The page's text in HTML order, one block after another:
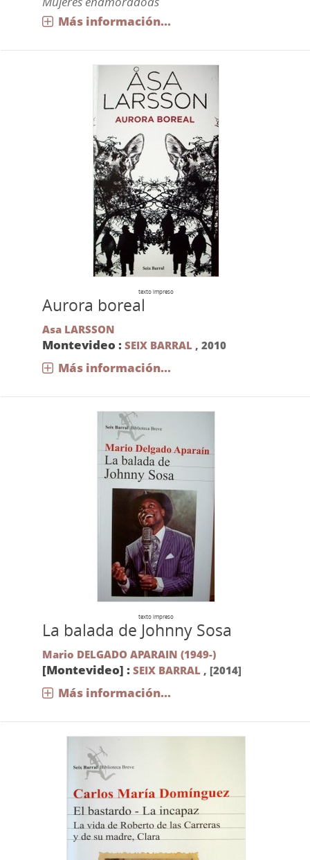
Más información...
texto impreso
Aurora boreal
Asa LARSSON
Montevideo : SEIX BARRAL , 2010
Más información...
texto impreso
La balada de Johnny Sosa
Mario DELGADO APARAIN (1949-)
[Montevideo] : SEIX BARRAL , [2014]
Más información...